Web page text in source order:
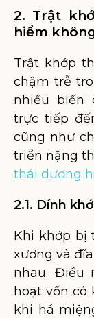
2. Trật
hiểm
Trật khớp
chậm trễ
nhiều biến
trực tiếp
cũng như
triển nặng
thái dương
2.1. Dính
Khi khớp bị
xương và
nhau. Điều
hoạt vốn có
khi há